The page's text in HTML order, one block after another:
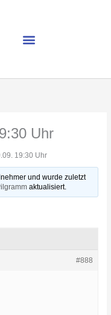
Uhr
19:30 Uhr
und wurde zuletzt
aktualisiert.
#888